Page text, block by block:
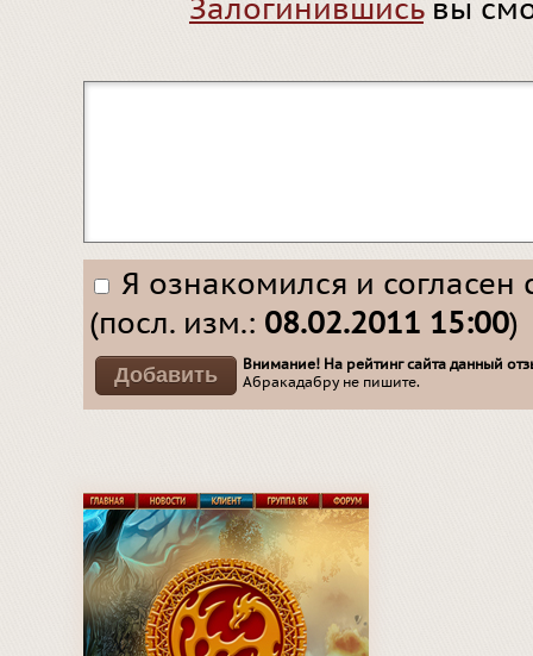
Залогинившисьвы
Я ознакомился и согласен
(посл. изм.: 08.02.2011 15:00)
Внимание! На рейтинг сайта данный
Абракадабру не пишите.